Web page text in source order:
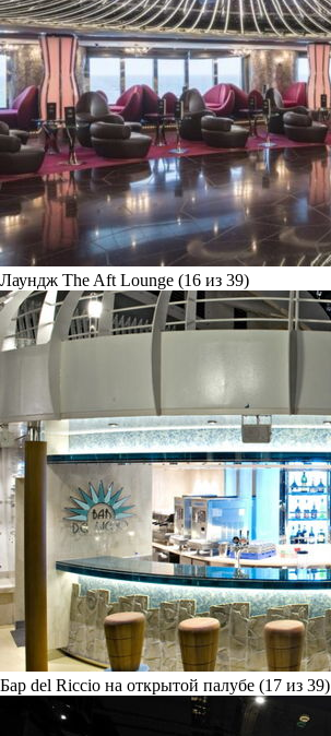
Лаундж The Aft Lounge (16 из 39)
Бар del Riccio на открытой палубе (17 из 39)